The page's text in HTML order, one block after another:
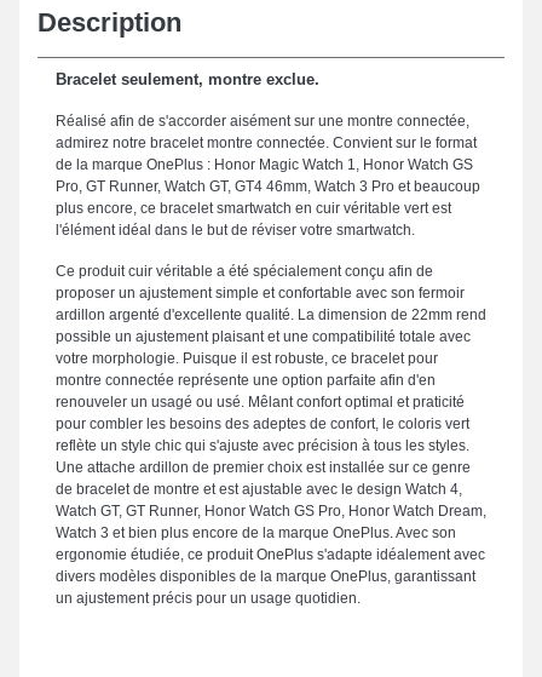
Description
Bracelet seulement, montre exclue.
Réalisé afin de s'accorder aisément sur une montre connectée,
admirez notre bracelet montre connectée. Convient sur le format
de la marque OnePlus : Honor Magic Watch 1, Honor Watch GS
Pro, GT Runner, Watch GT, GT4 46mm, Watch 3 Pro et beaucoup
plus encore, ce bracelet smartwatch en cuir véritable vert est
l'élément idéal dans le but de réviser votre smartwatch.
Ce produit cuir véritable a été spécialement conçu afin de
proposer un ajustement simple et confortable avec son fermoir
ardillon argenté d'excellente qualité. La dimension de 22mm rend
possible un ajustement plaisant et une compatibilité totale avec
votre morphologie. Puisque il est robuste, ce bracelet pour
montre connectée représente une option parfaite afin d'en
renouveler un usagé ou usé. Mêlant confort optimal et praticité
pour combler les besoins des adeptes de confort, le coloris vert
reflète un style chic qui s'ajuste avec précision à tous les styles.
Une attache ardillon de premier choix est installée sur ce genre
de bracelet de montre et est ajustable avec le design Watch 4,
Watch GT, GT Runner, Honor Watch GS Pro, Honor Watch Dream,
Watch 3 et bien plus encore de la marque OnePlus. Avec son
ergonomie étudiée, ce produit OnePlus s'adapte idéalement avec
divers modèles disponibles de la marque OnePlus, garantissant
un ajustement précis pour un usage quotidien.